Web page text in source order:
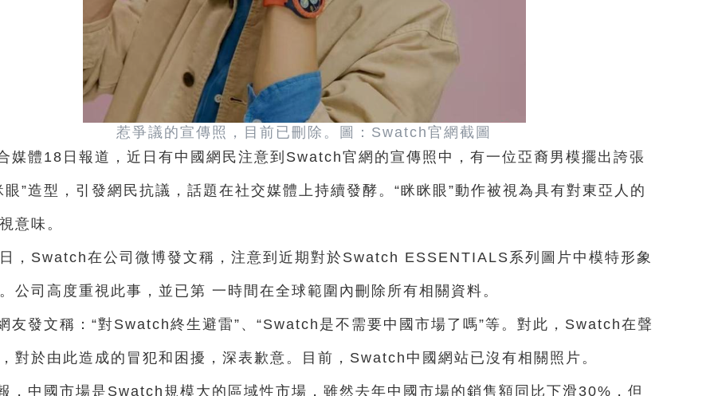
惹爭議的宣傳照，目前已刪除。圖：Swatch官網截圖
媒體18日報道，近日有中國網民注意到Swatch官網的宣傳照中，有一位亞裔男模擺出誇張
眼”造型，引發網民抗議，話題在社交媒體上持續發酵。“眯眯眼”動作被視為具有對東亞人的
意味。
， Swatch在公司微博發文稱，注意到近期對於Swatch ESSENTIALS系列圖片中模特形象
公司高度重視此事，並已第 一時間在全球範圍內刪除所有相關資料。
友發文稱：“對Swatch終生避雷”、“Swatch是不需要中國市場了嗎”等。對此，Swatch在聲
對於由此造成的冒犯和困擾，深表歉意。目前，Swatch中國網站已沒有相關照片。
，中國市場是Swatch規模大的區域性市場，雖然去年中國市場的銷售額同比下滑30%，但